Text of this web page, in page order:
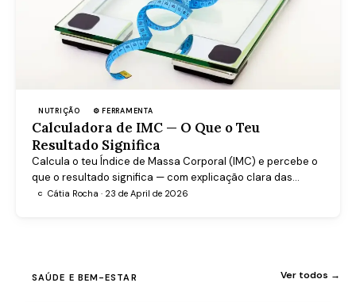
NUTRIÇÃO ⚙ FERRAMENTA
Calculadora de IMC — O Que o Teu
Resultado Significa
Calcula o teu Índice de Massa Corporal (IMC) e percebe o
que o resultado significa — com explicação clara das
categorias da OMS e da DGS.
C Cátia Rocha · 23 de April de 2026
SAÚDE E BEM-ESTAR Ver todos →